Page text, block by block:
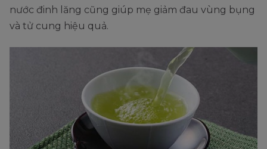
nước đinh lăng cũng giúp mẹ giảm đau vùng bụng
và tử cung hiệu quả.